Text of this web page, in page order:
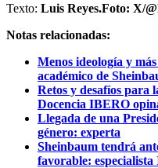
Texto: Luis Reyes.Foto: X/
Notas relacionadas:
Menos ideología y
académico de
Retos y desafíos para
Docencia IBERO
Llegada de una
género: experta
Sheinbaum tendrá
favorable: